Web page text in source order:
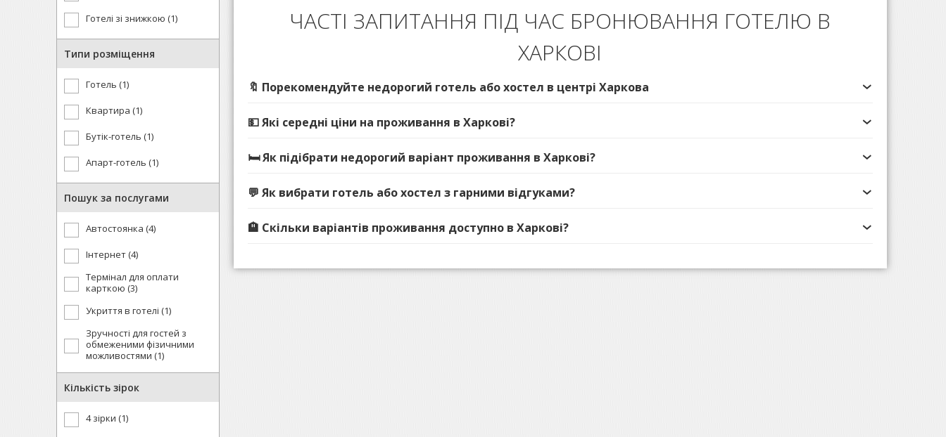
Готелі зі знижкою (1)
Типи розміщення
Готель (1)
Квартира (1)
Бутік-готель (1)
Апарт-готель (1)
Пошук за послугами
Автостоянка (4)
Інтернет (4)
Термінал для оплати
карткою (3)
Укриття в готелі (1)
Зручності для гостей з
обмеженими фізичними
можливостями (1)
Кількість зірок
4 зірки (1)
ЧАСТІ ЗАПИТАННЯ ПІД ЧАС БРОНЮВАННЯ ГОТЕЛЮ В
ХАРКОВІ
🔖 Порекомендуйте недорогий готель або хостел в центрі Харкова
💵 Які середні ціни на проживання в Харкові?
🛏️ Як підібрати недорогий варіант проживання в Харкові?
💬 Як вибрати готель або хостел з гарними відгуками?
🏨 Скільки варіантів проживання доступно в Харкові?